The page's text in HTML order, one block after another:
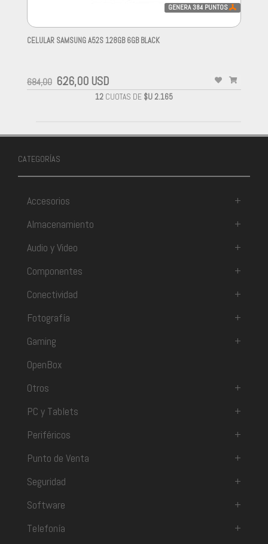
GENERA384 PUNTOS
CELULAR SAMSUNG A52S 128GB 6GB BLACK
684,00 626,00 USD
12 CUOTAS DE $U 2.165
CATEGORÍAS
Accesorios
+
Almacenamiento
+
Audio y Video
+
Componentes
+
Conectividad
+
Fotografía
+
Gaming
+
OpenBox
Otros
+
PC y Tablets
+
Periféricos
+
Punto de Venta
+
Seguridad
+
Software
+
Telefonía
+